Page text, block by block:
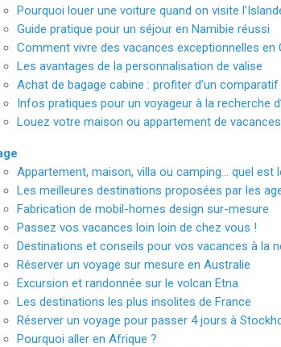
Pourquoi louer une voiture quand on visite
Guide pratique pour un séjour en Namibie réussi
Comment vivre des vacances exceptionnelles en
Les avantages de la personnalisation de valise
Achat de bagage cabine : profiter d’un comparatif
Infos pratiques pour un voyageur à la recherche
Louez votre maison ou appartement de
Appartement, maison, villa ou camping… quel est
Les meilleures destinations proposées par les
Fabrication de mobil-homes design sur-mesure
Passez vos vacances loin loin de chez vous !
Destinations et conseils pour vos vacances à la
Réserver un voyage sur mesure en Australie
Excursion et randonnée sur le volcan Etna
Les destinations les plus insolites de France
Réserver un voyage pour passer 4 jours à
Pourquoi aller en Afrique ?